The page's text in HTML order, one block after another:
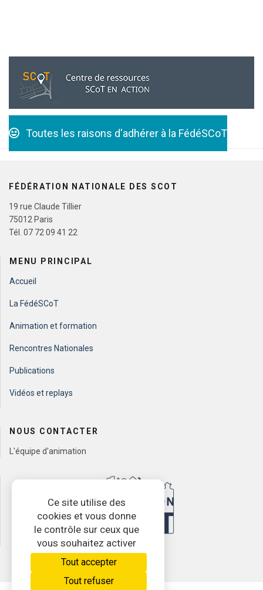
Toutes les raisons d'adhérer à la FédéSCoT
FÉDÉRATION NATIONALE DES SCOT
19 rue Claude Tillier
75012 Paris
Tél. 07 72 09 41 22
MENU PRINCIPAL
Accueil
La FédéSCoT
Animation et formation
Rencontres Nationales
Publications
Vidéos et replays
NOUS CONTACTER
L'équipe d'animation
Ce site utilise des
cookies et vous donne
le contrôle sur ceux que
vous souhaitez activer
Tout accepter
Tout refuser